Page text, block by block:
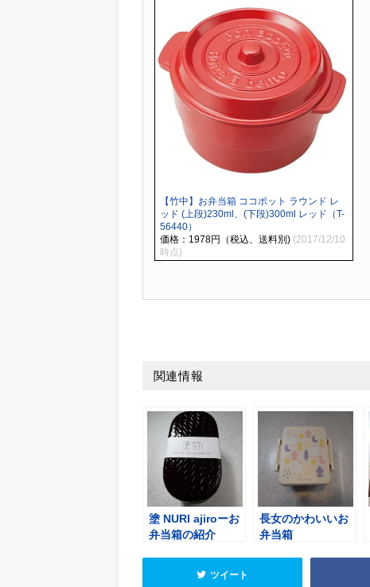
【竹中】お弁当箱 ココポット ラウンド レ
ッド (上段)230ml、(下段)300ml レッド（T-
56440）
価格：1978円（税込、送料別) (2017/12/10
時点)
関連情報
塗 NURI ajiroーお
弁当箱の紹介
長女のかわいいお
弁当箱
ツイート